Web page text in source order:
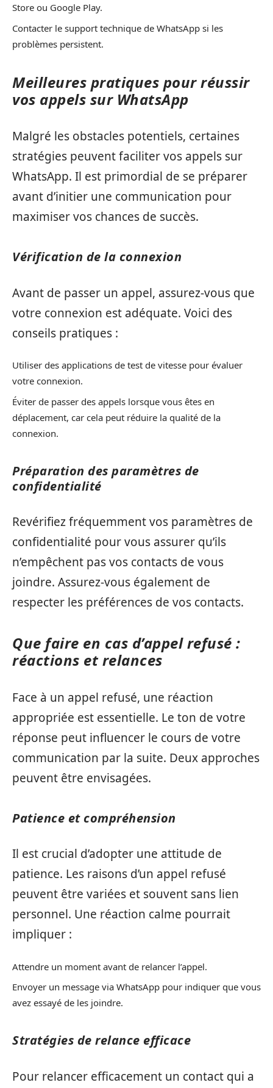
Store ou Google Play.
Contacter le support technique de WhatsApp si les
problèmes persistent.
Meilleures pratiques pour réussir
vos appels sur WhatsApp
Malgré les obstacles potentiels, certaines
stratégies peuvent faciliter vos appels sur
WhatsApp. Il est primordial de se préparer
avant d’initier une communication pour
maximiser vos chances de succès.
Vérification de la connexion
Avant de passer un appel, assurez-vous que
votre connexion est adéquate. Voici des
conseils pratiques :
Utiliser des applications de test de vitesse pour évaluer
votre connexion.
Éviter de passer des appels lorsque vous êtes en
déplacement, car cela peut réduire la qualité de la
connexion.
Préparation des paramètres de
confidentialité
Revérifiez fréquemment vos paramètres de
confidentialité pour vous assurer qu’ils
n’empêchent pas vos contacts de vous
joindre. Assurez-vous également de
respecter les préférences de vos contacts.
Que faire en cas d’appel refusé :
réactions et relances
Face à un appel refusé, une réaction
appropriée est essentielle. Le ton de votre
réponse peut influencer le cours de votre
communication par la suite. Deux approches
peuvent être envisagées.
Patience et compréhension
Il est crucial d’adopter une attitude de
patience. Les raisons d’un appel refusé
peuvent être variées et souvent sans lien
personnel. Une réaction calme pourrait
impliquer :
Attendre un moment avant de relancer l’appel.
Envoyer un message via WhatsApp pour indiquer que vous
avez essayé de les joindre.
Stratégies de relance efficace
Pour relancer efficacement un contact qui a